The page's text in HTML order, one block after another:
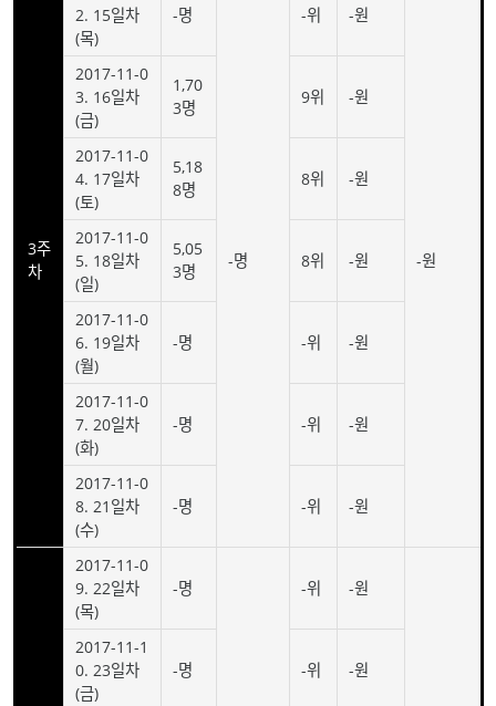
3주
차
2. 15일차
(목)
-명
-명
-위 -원
-원
2017-11-0
3. 16일차
(금)
1,70
3명
9위 -원
2017-11-0
4. 17일차
(토)
5,18
8명
8위 -원
2017-11-0
5. 18일차
(일)
5,05
3명
8위 -원
2017-11-0
6. 19일차
(월)
-명 -위 -원
2017-11-0
7. 20일차
(화)
-명 -위 -원
2017-11-0
8. 21일차
(수)
-명 -위 -원
2017-11-0
9. 22일차
(목)
-명 -위 -원
2017-11-1
0. 23일차
(금)
-명 -위 -원